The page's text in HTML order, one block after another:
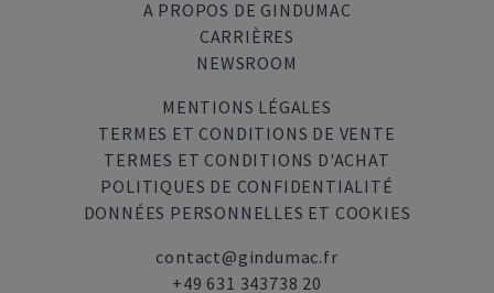
A PROPOS DE GINDUMAC
CARRIÈRES
NEWSROOM
MENTIONS LÉGALES
TERMES ET CONDITIONS DE VENTE
TERMES ET CONDITIONS D'ACHAT
POLITIQUES DE CONFIDENTIALITÉ
DONNÉES PERSONNELLES ET COOKIES
contact@gindumac.fr
+49 631 343738 20